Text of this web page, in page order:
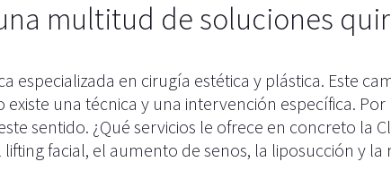
multitud de soluciones
especializada en cirugía estética y plástica. Este
una técnica y una intervención específica.
sentido. ¿Qué servicios le ofrece en concreto la
facial, el aumento de senos, la liposucción y la